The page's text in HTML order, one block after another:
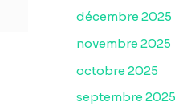
décembre 2025
novembre 2025
octobre 2025
septembre 2025